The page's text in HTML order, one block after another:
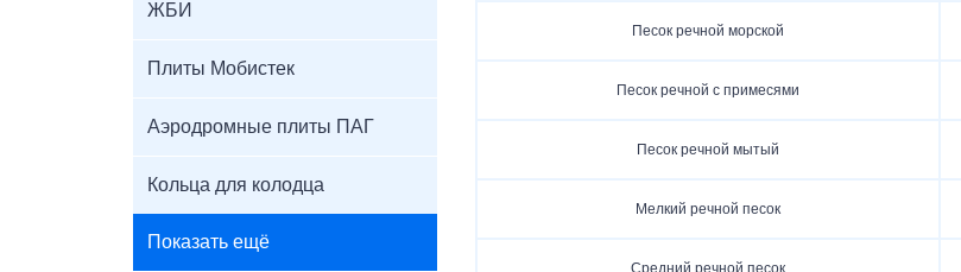
ЖБИ
Плиты Мобистек
Аэродромные плиты ПАГ
Кольца для колодца
Показать ещё
Песок речной морской
Песок речной с примесями
Песок речной мытый
Мелкий речной песок
Средний речной песок